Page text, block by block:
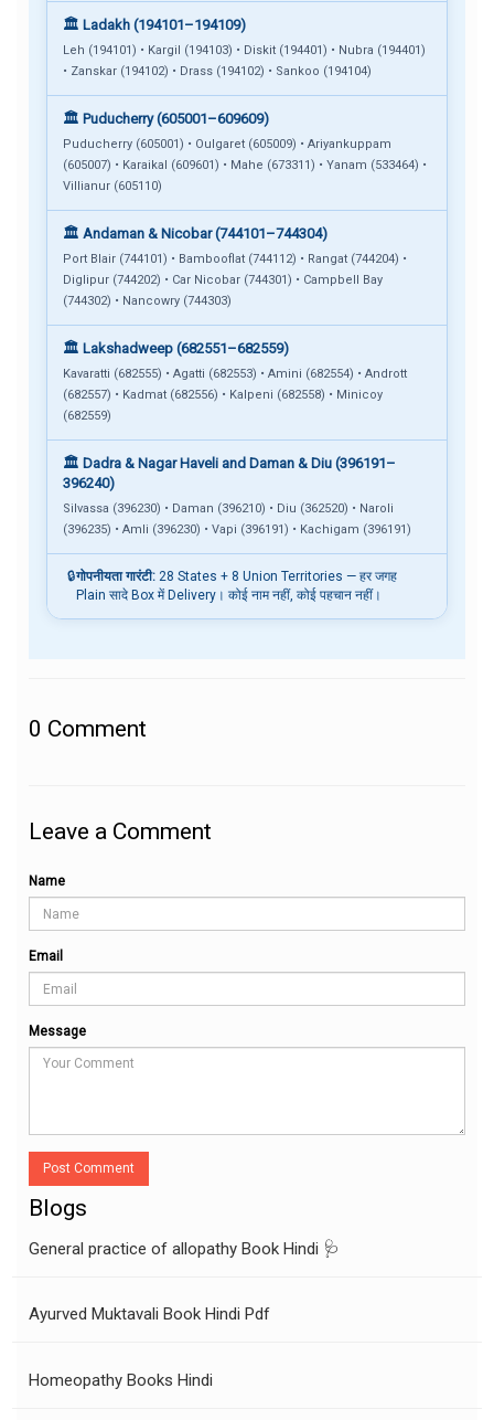
🏛️ Ladakh (194101–194109)
Leh (194101) • Kargil (194103) • Diskit (194401) • Nubra (194401)
• Zanskar (194102) • Drass (194102) • Sankoo (194104)
🏛️ Puducherry (605001–609609)
Puducherry (605001) • Oulgaret (605009) • Ariyankuppam
(605007) • Karaikal (609601) • Mahe (673311) • Yanam (533464) •
Villianur (605110)
🏛️ Andaman & Nicobar (744101–744304)
Port Blair (744101) • Bambooflat (744112) • Rangat (744204) •
Diglipur (744202) • Car Nicobar (744301) • Campbell Bay
(744302) • Nancowry (744303)
🏛️ Lakshadweep (682551–682559)
Kavaratti (682555) • Agatti (682553) • Amini (682554) • Andrott
(682557) • Kadmat (682556) • Kalpeni (682558) • Minicoy
(682559)
🏛️ Dadra & Nagar Haveli and Daman & Diu (396191–
396240)
Silvassa (396230) • Daman (396210) • Diu (362520) • Naroli
(396235) • Amli (396230) • Vapi (396191) • Kachigam (396191)
🔒गोपनीयता गारंटी: 28 States + 8 Union Territories — हर जगह
Plain सादे Box में Delivery। कोई नाम नहीं, कोई पहचान नहीं।
0 Comment
Leave a Comment
Name
Email
Message
Post Comment
Blogs
General practice of allopathy Book Hindi 🩺
Ayurved Muktavali Book Hindi Pdf
Homeopathy Books Hindi